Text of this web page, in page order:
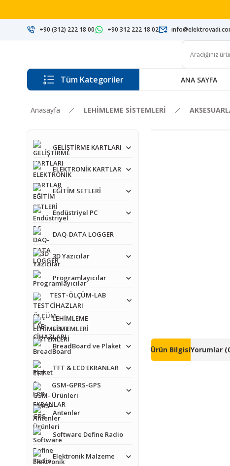
+90 (312) 222 18 00 +90 312 222 18 02
Tüm Kategoriler ANA SAYFA
Anasayfa LEHİMLEME SİSTEMLERİ
GELİŞTİRME KARTLARI
ELEKTRONİK KARTLAR
EĞİTİM SETLERİ
Endüstriyel PC
DAQ-DATA LOGGER
3D Yazıcılar
Programlayıcılar
TEST-ÖLÇÜM-LAB
CİHAZLARI
LEHİMLEME
SİSTEMLERİ
BreadBoard ve Plaket
TFT & LCD EKRANLAR
GSM-GPRS-GPS
Ürünleri
Antenler
Software Define Radio
Elektronik Malzeme
Ürün BilgisiYorumlar